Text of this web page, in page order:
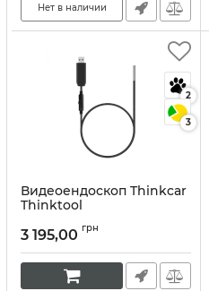
Нет в наличии
2
3
Видеоендоскоп Thinkcar
Thinktool
3 195,00 грн